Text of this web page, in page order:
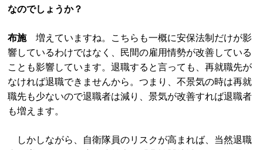
なのでしょうか？
布施増えていますね。こちらも一概に安保法制だけが影
響しているわけではなく、民間の雇用情勢が改善している
ことも影響しています。退職すると言っても、再就職先が
なければ退職できませんから。つまり、不景気の時は再就
職先も少ないので退職者は減り、景気が改善すれば退職者
も増えます。
しかしながら、自衛隊員のリスクが高まれば、当然退職